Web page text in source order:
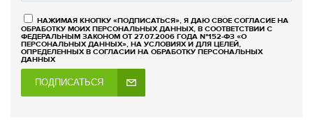
НАЖИМАЯ КНОПКУ «ПОДПИСАТЬСЯ», Я ДАЮ СВОЕ СОГЛАСИЕ НА
ОБРАБОТКУ МОИХ ПЕРСОНАЛЬНЫХ ДАННЫХ, В СООТВЕТСТВИИ С
ФЕДЕРАЛЬНЫМ ЗАКОНОМ ОТ 27.07.2006 ГОДА №152-ФЗ «О
ПЕРСОНАЛЬНЫХ ДАННЫХ», НА УСЛОВИЯХ И ДЛЯ ЦЕЛЕЙ,
ОПРЕДЕЛЕННЫХ В СОГЛАСИИ НА ОБРАБОТКУ ПЕРСОНАЛЬНЫХ
ДАННЫХ
ПОДПИСАТЬСЯ